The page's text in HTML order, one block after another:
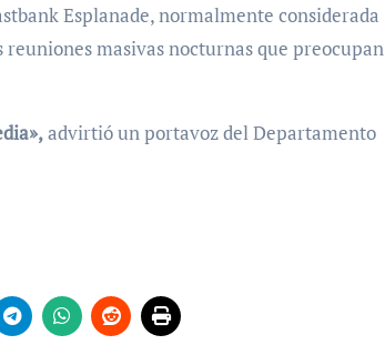
Esplanade, normalmente considerada
masivas nocturnas que preocupan
advirtió un portavoz del Departamento